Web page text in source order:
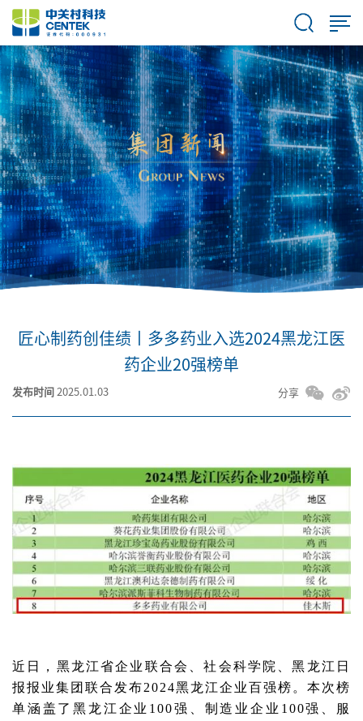
匠心制药创佳绩丨多多药业入选2024黑龙江医
药企业20强榜单
发布时间 2025.01.03 分享
近日，黑龙江省企业联合会、社会科学院、黑龙江日
报报业集团联合发布2024黑龙江企业百强榜。本次榜
单涵盖了黑龙江企业100强、制造业企业100强、服